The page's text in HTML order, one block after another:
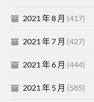
2021 年 8 月 (417)
2021 年 7 月 (427)
2021 年 6 月 (444)
2021 年 5 月 (585)